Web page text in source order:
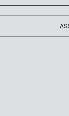
Grosso,
devido à
que hospedam
sigla IPO, em